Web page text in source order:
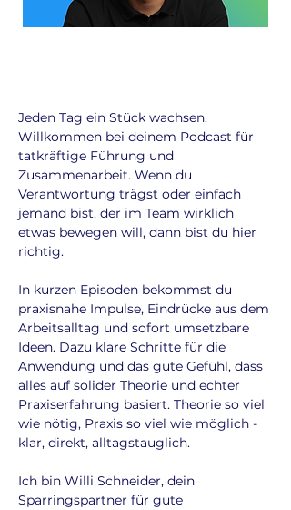
Jeden Tag ein Stück wachsen.
Willkommen bei deinem Podcast für
tatkräftige Führung und
Zusammenarbeit. Wenn du
Verantwortung trägst oder einfach
jemand bist, der im Team wirklich
etwas bewegen will, dann bist du hier
richtig.
In kurzen Episoden bekommst du
praxisnahe Impulse, Eindrücke aus dem
Arbeitsalltag und sofort umsetzbare
Ideen. Dazu klare Schritte für die
Anwendung und das gute Gefühl, dass
alles auf solider Theorie und echter
Praxiserfahrung basiert. Theorie so viel
wie nötig, Praxis so viel wie möglich -
klar, direkt, alltagstauglich.
Ich bin Willi Schneider, dein
Sparringspartner für gute